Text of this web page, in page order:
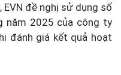
đề nghị sử dụng số
năm 2025 của công ty
đánh giá kết quả hoạt